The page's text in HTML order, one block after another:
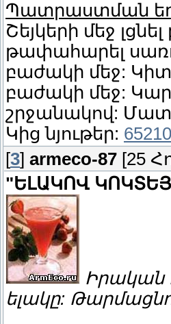
Պատրաստման
Շեյկերի մեջ
թափահարել
բաժակի մեջ:
բաժակի մեջ:
շրջանակով:
Կից նյութեր:
[3] armeco-87 [25
"ԵԼԱԿՈՎ
Իրական
ելակը: